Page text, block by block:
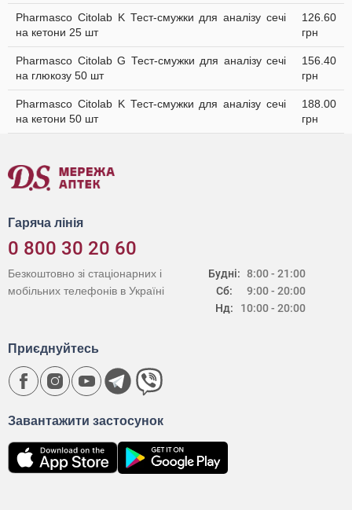
Pharmasco Citolab K Тест-смужки для аналізу сечі
на кетони 25 шт
126.60
грн
Pharmasco Citolab G Тест-смужки для аналізу сечі
на глюкозу 50 шт
156.40
грн
Pharmasco Citolab K Тест-смужки для аналізу сечі
на кетони 50 шт
188.00
грн
Гаряча лінія
0 800 30 20 60
Будні:
Сб:
Нд:
8:00 - 21:00
9:00 - 20:00
10:00 - 20:00
Безкоштовно зі стаціонарних і
мобільних телефонів в Україні
Завантажити застосунок
Приєднуйтесь